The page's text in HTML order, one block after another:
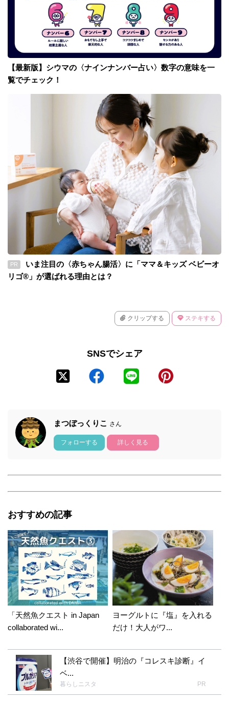
【最新版】シウマの〈ナインナンバー占い〉数字の意味を一
覧でチェック！
PR
いま注目の〈赤ちゃん腸活〉に「ママ＆キッズ ベビーオ
リゴ®」が選ばれる理由とは？
クリップする ステキする
SNSでシェア
まつぼっくりこ さん
フォローする 詳しく見る
おすすめの記事
「天然魚クエスト in Japan
collaborated wi...
ヨーグルトに『塩』を入れる
だけ！大人がワ...
【渋谷で開催】明治の『コレスキ診断』イ
ベ...
暮らしニスタ PR